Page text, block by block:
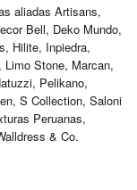
aliadas Artisans,
Bell, Deko Mundo,
Hilite, Inpiedra,
Limo Stone, Marcan,
Pelikano,
S Collection, Saloni
Peruanas,
& Co.